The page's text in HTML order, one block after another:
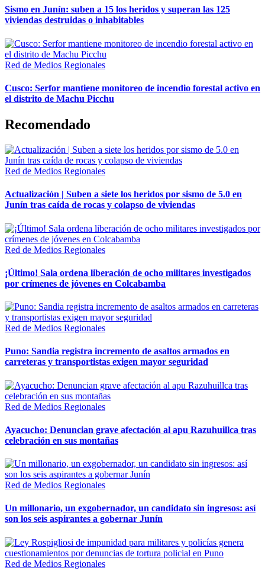
Sismo en Junín: suben a 15 los heridos y superan las 125
viviendas destruidas o inhabitables
Red de Medios Regionales
Cusco: Serfor mantiene monitoreo de incendio forestal activo en
el distrito de Machu Picchu
Recomendado
Red de Medios Regionales
Actualización | Suben a siete los heridos por sismo de 5.0 en
Junín tras caída de rocas y colapso de viviendas
Red de Medios Regionales
¡Último! Sala ordena liberación de ocho militares investigados
por crímenes de jóvenes en Colcabamba
Red de Medios Regionales
Puno: Sandia registra incremento de asaltos armados en
carreteras y transportistas exigen mayor seguridad
Red de Medios Regionales
Ayacucho: Denuncian grave afectación al apu Razuhuillca tras
celebración en sus montañas
Red de Medios Regionales
Un millonario, un exgobernador, un candidato sin ingresos: así
son los seis aspirantes a gobernar Junín
Red de Medios Regionales